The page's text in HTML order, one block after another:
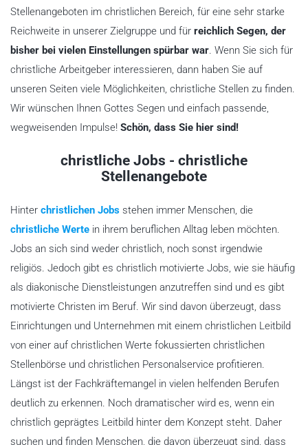
Stellenangeboten im christlichen Bereich, für eine sehr starke
Reichweite in unserer Zielgruppe und für reichlich Segen, der
bisher bei vielen Einstellungen spürbar war . Wenn Sie sich für
christliche Arbeitgeber interessieren, dann haben Sie auf
unseren Seiten viele Möglichkeiten, christliche Stellen zu finden.
Wir wünschen Ihnen Gottes Segen und einfach passende,
wegweisenden Impulse! Schön, dass Sie hier sind!
christliche Jobs - christliche
Stellenangebote
Hinter christlichen Jobs stehen immer Menschen, die
christliche Werte in ihrem beruflichen Alltag leben möchten.
Jobs an sich sind weder christlich, noch sonst irgendwie
religiös. Jedoch gibt es christlich motivierte Jobs, wie sie häufig
als diakonische Dienstleistungen anzutreffen sind und es gibt
motivierte Christen im Beruf. Wir sind davon überzeugt, dass
Einrichtungen und Unternehmen mit einem christlichen Leitbild
von einer auf christlichen Werte fokussierten christlichen
Stellenbörse und christlichen Personalservice profitieren.
Längst ist der Fachkräftemangel in vielen helfenden Berufen
deutlich zu erkennen. Noch dramatischer wird es, wenn ein
christlich geprägtes Leitbild hinter dem Konzept steht. Daher
suchen und finden Menschen, die davon überzeugt sind, dass